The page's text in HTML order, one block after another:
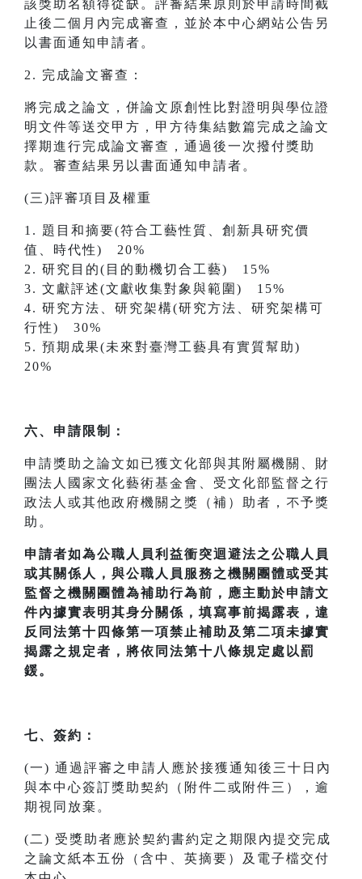
該獎助名額得從缺。評審結果原則於申請時間截
止後二個月內完成審查，並於本中心網站公告另
以書面通知申請者。
2. 完成論文審查：
將完成之論文，併論文原創性比對證明與學位證
明文件等送交甲方，甲方待集結數篇完成之論文
擇期進行完成論文審查，通過後一次撥付獎助
款。審查結果另以書面通知申請者。
(三)評審項目及權重
1. 題目和摘要(符合工藝性質、創新具研究價
值、時代性) 20%
2. 研究目的(目的動機切合工藝) 15%
3. 文獻評述(文獻收集對象與範圍) 15%
4. 研究方法、研究架構(研究方法、研究架構可
行性) 30%
5. 預期成果(未來對臺灣工藝具有實質幫助)
20%
六、申請限制：
申請獎助之論文如已獲文化部與其附屬機關、財
團法人國家文化藝術基金會、受文化部監督之行
政法人或其他政府機關之獎（補）助者，不予獎
助。
申請者如為公職人員利益衝突迴避法之公職人員
或其關係人，與公職人員服務之機關團體或受其
監督之機關團體為補助行為前，應主動於申請文
件內據實表明其身分關係，填寫事前揭露表，違
反同法第十四條第一項禁止補助及第二項未據實
揭露之規定者，將依同法第十八條規定處以罰
鍰。
七、簽約：
(一) 通過評審之申請人應於接獲通知後三十日內
與本中心簽訂獎助契約（附件二或附件三），逾
期視同放棄。
(二) 受獎助者應於契約書約定之期限內提交完成
之論文紙本五份（含中、英摘要）及電子檔交付